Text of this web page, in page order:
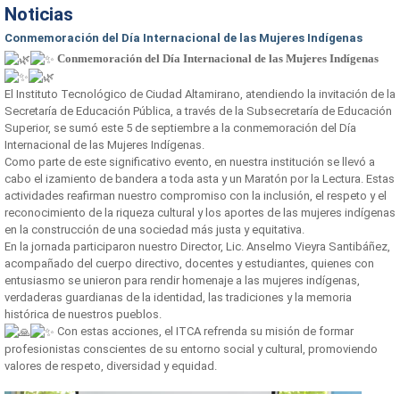
Noticias
Conmemoración del Día Internacional de las Mujeres Indígenas
Conmemoración del Día Internacional de las Mujeres Indígenas
El Instituto Tecnológico de Ciudad Altamirano, atendiendo la invitación de la
Secretaría de Educación Pública, a través de la Subsecretaría de Educación
Superior, se sumó este 5 de septiembre a la conmemoración del Día
Internacional de las Mujeres Indígenas.
Como parte de este significativo evento, en nuestra institución se llevó a
cabo el izamiento de bandera a toda asta y un Maratón por la Lectura. Estas
actividades reafirman nuestro compromiso con la inclusión, el respeto y el
reconocimiento de la riqueza cultural y los aportes de las mujeres indígenas
en la construcción de una sociedad más justa y equitativa.
En la jornada participaron nuestro Director, Lic. Anselmo Vieyra Santibáñez,
acompañado del cuerpo directivo, docentes y estudiantes, quienes con
entusiasmo se unieron para rendir homenaje a las mujeres indígenas,
verdaderas guardianas de la identidad, las tradiciones y la memoria
histórica de nuestros pueblos.
Con estas acciones, el ITCA refrenda su misión de formar
profesionistas conscientes de su entorno social y cultural, promoviendo
valores de respeto, diversidad y equidad.